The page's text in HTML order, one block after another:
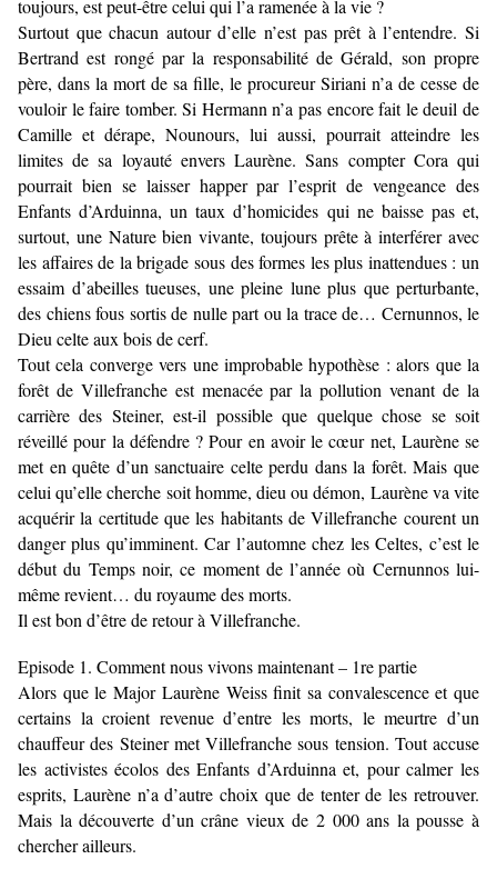
toujours, est peut-être celui qui l’a ramenée à la vie ?
Surtout que chacun autour d’elle n’est pas prêt à l’entendre. Si
Bertrand est rongé par la responsabilité de Gérald, son propre
père, dans la mort de sa fille, le procureur Siriani n’a de cesse de
vouloir le faire tomber. Si Hermann n’a pas encore fait le deuil de
Camille et dérape, Nounours, lui aussi, pourrait atteindre les
limites de sa loyauté envers Laurène. Sans compter Cora qui
pourrait bien se laisser happer par l’esprit de vengeance des
Enfants d’Arduinna, un taux d’homicides qui ne baisse pas et,
surtout, une Nature bien vivante, toujours prête à interférer avec
les affaires de la brigade sous des formes les plus inattendues : un
essaim d’abeilles tueuses, une pleine lune plus que perturbante,
des chiens fous sortis de nulle part ou la trace de… Cernunnos, le
Dieu celte aux bois de cerf.
Tout cela converge vers une improbable hypothèse : alors que la
forêt de Villefranche est menacée par la pollution venant de la
carrière des Steiner, est-il possible que quelque chose se soit
réveillé pour la défendre ? Pour en avoir le cœur net, Laurène se
met en quête d’un sanctuaire celte perdu dans la forêt. Mais que
celui qu’elle cherche soit homme, dieu ou démon, Laurène va vite
acquérir la certitude que les habitants de Villefranche courent un
danger plus qu’imminent. Car l’automne chez les Celtes, c’est le
début du Temps noir, ce moment de l’année où Cernunnos lui-
même revient… du royaume des morts.
Il est bon d’être de retour à Villefranche.
Episode 1. Comment nous vivons maintenant – 1re partie
Alors que le Major Laurène Weiss finit sa convalescence et que
certains la croient revenue d’entre les morts, le meurtre d’un
chauffeur des Steiner met Villefranche sous tension. Tout accuse
les activistes écolos des Enfants d’Arduinna et, pour calmer les
esprits, Laurène n’a d’autre choix que de tenter de les retrouver.
Mais la découverte d’un crâne vieux de 2 000 ans la pousse à
chercher ailleurs.